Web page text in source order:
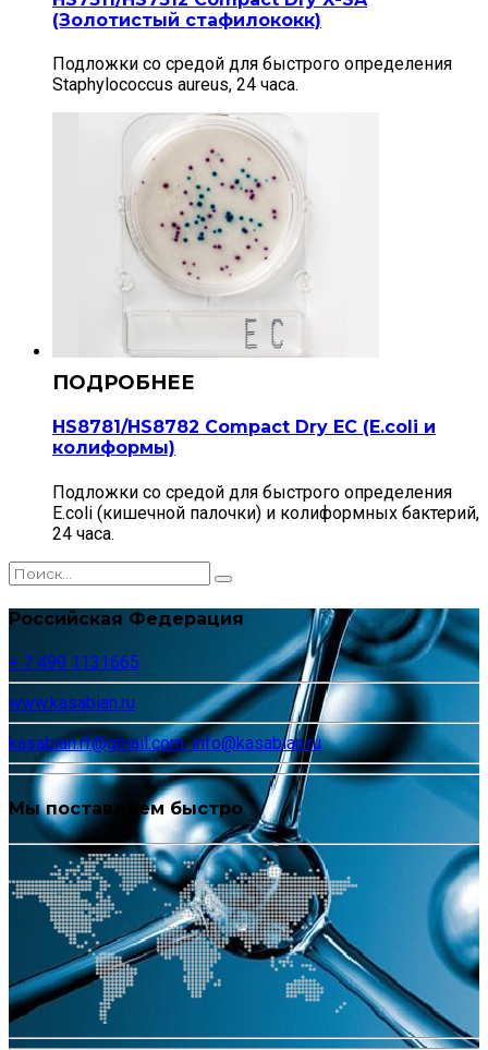
(Золотистый стафилококк)
Подложки со средой для быстрого определения
Staphylococcus aureus, 24 часа.
HS8781/HS8782 Compact Dry EС (E.coli и
колиформы)
Подложки со средой для быстрого определения
E.coli (кишечной палочки) и колиформных бактерий,
24 часа.
Российская Федерация
+ 7 499 1131665
www.kasabian.ru
kasabian.rf@gmail.com, info@kasabian.ru
Мы поставляем быстро